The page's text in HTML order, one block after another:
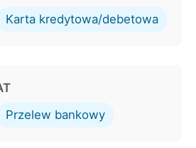
Karta kredytowa/debetowa
Przelew bankowy